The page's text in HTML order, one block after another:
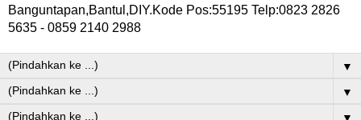
Banguntapan,Bantul,DIY.Kode Pos:55195 Telp:0823 2826
5635 - 0859 2140 2988
▼
▼